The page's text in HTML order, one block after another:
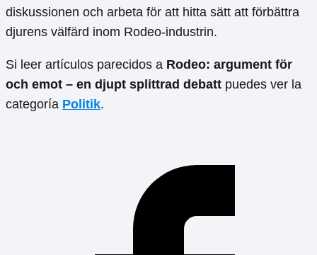
diskussionen och arbeta för att hitta sätt att förbättra
djurens välfärd inom Rodeo-industrin.
Si leer artículos parecidos a Rodeo: argument för
och emot – en djupt splittrad debatt puedes ver la
categoría Politik.